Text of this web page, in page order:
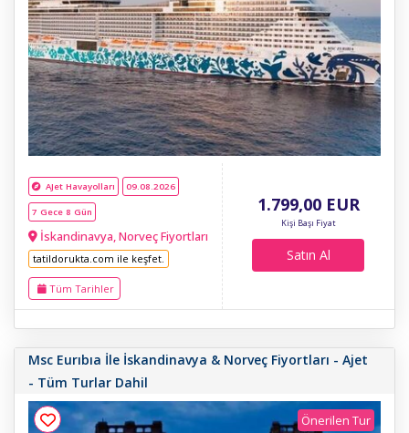
AJet Havayolları 09.08.2026
7 Gece 8 Gün
İskandinavya, Norveç Fiyortları
tatildorukta.com ile keşfet.
Tüm Tarihler
1.799,00EUR
Kişi Başı Fiyat
Satın Al
Msc Eurıbıa İle İskandinavya & Norveç Fiyortları - Ajet
- Tüm Turlar Dahil
Önerilen Tur